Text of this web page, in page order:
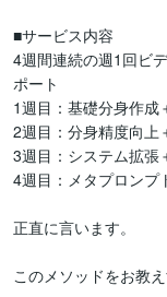
■サービス内容
4週間連続の週1回ビ
ポート
1週目：基礎分身作成
2週目：分身精度向上
3週目：システム拡張
4週目：メタプロンプ
正直に言います。
このメソッドをお教